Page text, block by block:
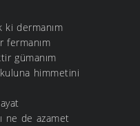
ki dermanım
fermanım
gümanım
himmetini
ne de azamet